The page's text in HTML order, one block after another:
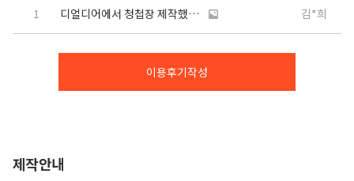
1 디얼디어에서 청첩장 제작했어요! 김*희
이용후기작성
제작안내